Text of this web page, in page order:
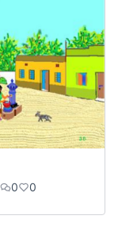
0 0